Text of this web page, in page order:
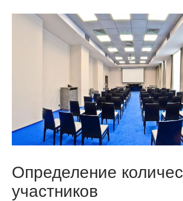
Определение
участников